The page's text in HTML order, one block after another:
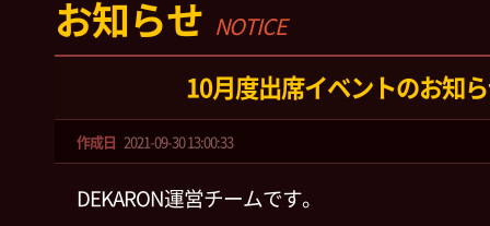
お知らせ NOTICE
10月度出席イベントのお知
作成日 2021-09-30 13:00:33
DEKARON運営チームです。